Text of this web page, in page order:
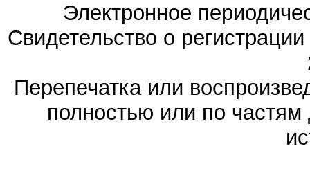
Электронное
Свидетельство о
Перепечатка или
полностью или по частям